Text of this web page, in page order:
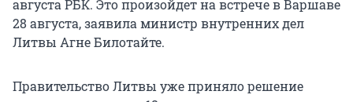
августа РБК. Это произойдет на встрече в Варшаве
28 августа, заявила министр внутренних дел
Литвы Агне Билотайте.
Правительство Литвы уже приняло решение